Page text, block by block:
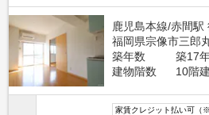
鹿児島本線/赤間駅
福岡県宗像市三郎
築年数
築17
建物階数
10階建
家賃クレジット払い可（※